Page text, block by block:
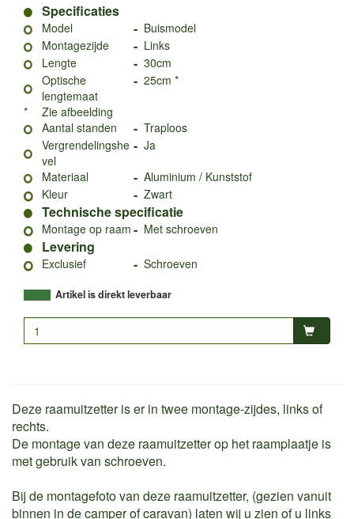
Specificaties
Model - Buismodel
Montagezijde
- Links
Lengte
- 30cm
Optische
lengtemaat
- 25cm *
*
Zie afbeelding
Aantal standen
- Traploos
Vergrendelingshe
vel
- Ja
Materiaal
- Aluminium / Kunststof
Kleur
- Zwart
Technische specificatie
Montage op raam - Met schroeven
Levering
Exclusief - Schroeven
Artikel is direkt leverbaar
Deze raamuitzetter is er in twee montage-zijdes, links of
rechts.
De montage van deze raamuitzetter op het raamplaatje is
met gebruik van schroeven.
Bij de montagefoto van deze raamuitzetter, (gezien vanuit
binnen in de camper of caravan) laten wij u zien of u links